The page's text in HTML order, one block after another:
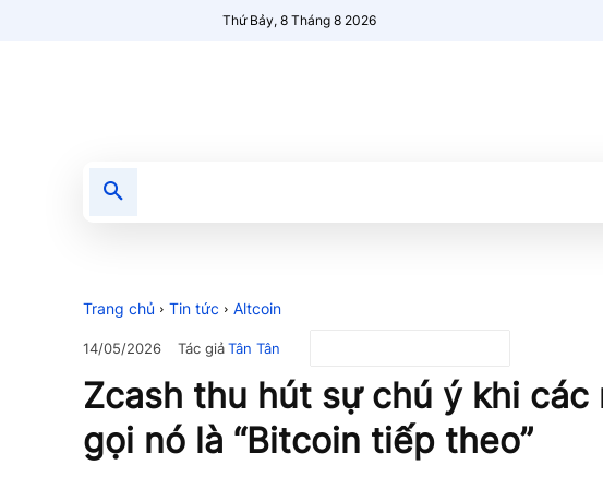
Thứ Bảy, 8 Tháng 8 2026
Trang chủ Tin tức Altcoin
14/05/2026 Tác giảTân Tân
Zcash thu hút sự chú ý khi các
gọi nó là “Bitcoin tiếp theo”